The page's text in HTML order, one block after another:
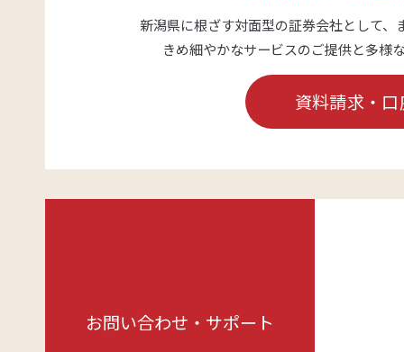
新潟県に根ざす対面型の証券会社として、
きめ細やかなサービスのご提供と多様
資料請求・
お問い合わせ・サポート